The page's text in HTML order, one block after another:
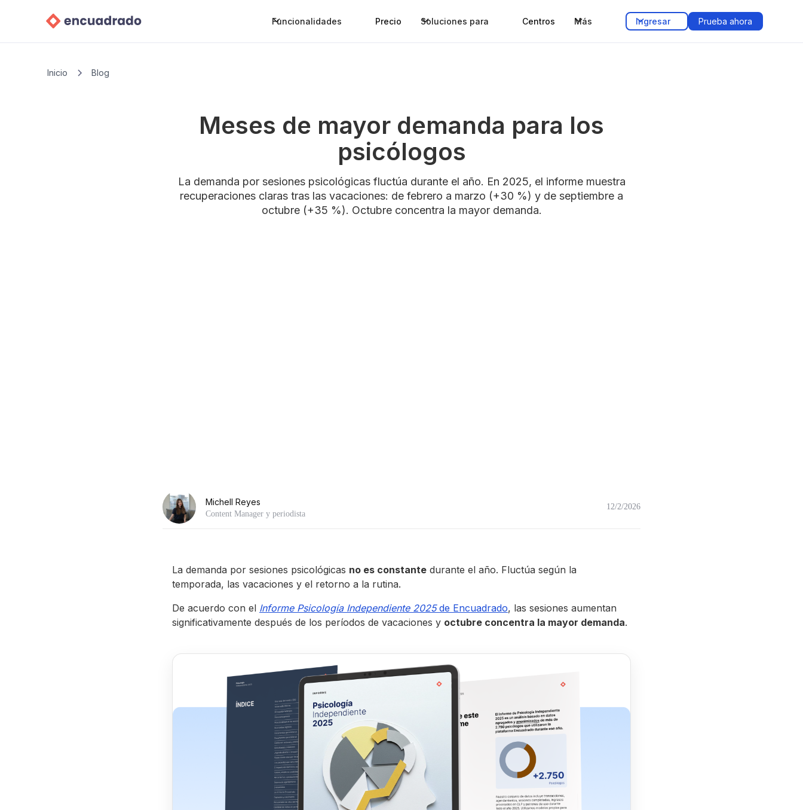
Funcionalidades Precio Soluciones para Centros Más Ingresar Prueba ahora
Inicio Blog
Meses de mayor demanda para los
psicólogos
La demanda por sesiones psicológicas fluctúa durante el año. En 2025, el informe muestra
recuperaciones claras tras las vacaciones: de febrero a marzo (+30 %) y de septiembre a
octubre (+35 %). Octubre concentra la mayor demanda.
Michell Reyes
Content Manager y periodista
12/2/2026
La demanda por sesiones psicológicas no es constante durante el año. Fluctúa según la
temporada, las vacaciones y el retorno a la rutina.
De acuerdo con el Informe Psicología Independiente 2025de Encuadrado, las sesiones aumentan
significativamente después de los períodos de vacaciones y octubre concentra la mayor demanda.